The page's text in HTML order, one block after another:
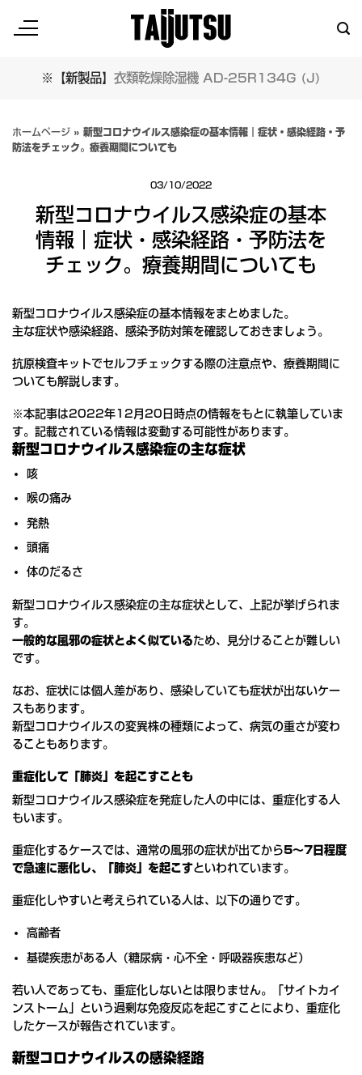
※【新製品】 衣類乾燥除湿機 AD-25R134G (J)
ホームページ » 新型コロナウイルス感染症の基本情報｜症状・感染経路・予
防法をチェック。療養期間についても
03/10/2022
新型コロナウイルス感染症の基本
情報｜症状・感染経路・予防法を
チェック。療養期間についても
新型コロナウイルス感染症の基本情報をまとめました。
主な症状や感染経路、感染予防対策を確認しておきましょう。
抗原検査キットでセルフチェックする際の注意点や、療養期間に
ついても解説します。
※本記事は2022年12月20日時点の情報をもとに執筆していま
す。記載されている情報は変動する可能性があります。
新型コロナウイルス感染症の主な症状
咳
喉の痛み
発熱
頭痛
体のだるさ
新型コロナウイルス感染症の主な症状として、上記が挙げられま
す。
一般的な風邪の症状とよく似ているため、見分けることが難しい
です。
なお、症状には個人差があり、感染していても症状が出ないケー
スもあります。
新型コロナウイルスの変異株の種類によって、病気の重さが変わ
ることもあります。
重症化して「肺炎」を起こすことも
新型コロナウイルス感染症を発症した人の中には、重症化する人
もいます。
重症化するケースでは、通常の風邪の症状が出てから5～7日程度
で急速に悪化し、「肺炎」を起こすといわれています。
重症化しやすいと考えられている人は、以下の通りです。
高齢者
基礎疾患がある人（糖尿病・心不全・呼吸器疾患など）
若い人であっても、重症化しないとは限りません。「サイトカイ
ンストーム」という過剰な免疫反応を起こすことにより、重症化
したケースが報告されています。
新型コロナウイルスの感染経路